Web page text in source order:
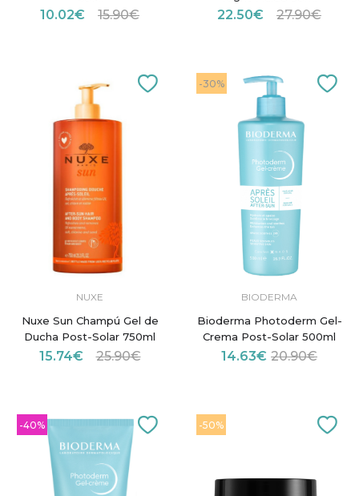
10.02€ 15.90€ 22.50€ 27.90€
NUXE
Nuxe Sun Champú Gel de
Ducha Post-Solar 750ml
15.74€ 25.90€
-30%
BIODERMA
Bioderma Photoderm Gel-
Crema Post-Solar 500ml
14.63€ 20.90€
-40% -50%